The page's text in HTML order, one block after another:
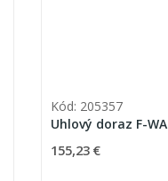
Kód: 205357
Uhlový doraz F-WA
155,23 €